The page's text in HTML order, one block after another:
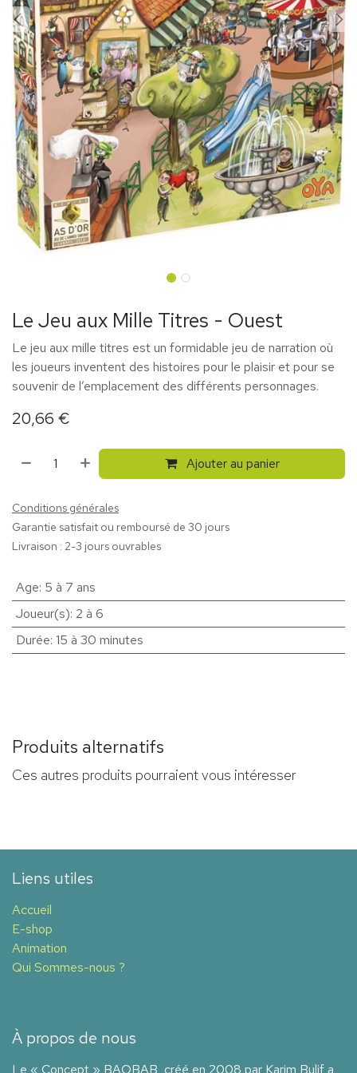
Le Jeu aux Mille Titres - Ouest
Le jeu aux mille titres est un formidable jeu de narration où
les joueurs inventent des histoires pour le plaisir et pour se
souvenir de l’emplacement des différents personnages.
20,66 €
Ajouter au panier
Conditions générales
Garantie satisfait ou remboursé de 30 jours
Livraison : 2-3 jours ouvrables
Age: 5 à 7 ans
Joueur(s): 2 à 6
Durée: 15 à 30 minutes
Produits alternatifs
Ces autres produits pourraient vous intéresser
Liens utiles
Accueil
E-shop
Animation
Qui Sommes-nous ?
À propos de nous
Le « Concept » BAOBAB, créé en 2008 par Karim Bulif a